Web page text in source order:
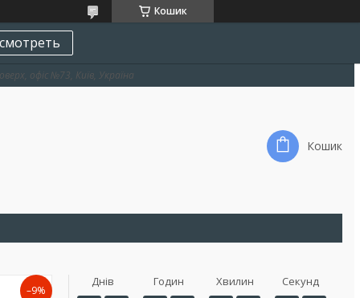
Кошик
офіс №73, Київ, Україна
Кошик
–9%
Днів Годин Хвилин Секунд